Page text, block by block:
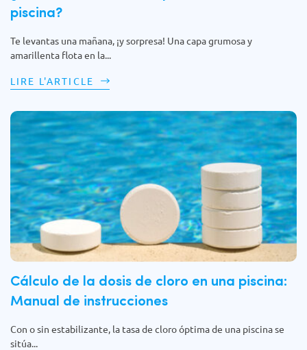
piscina?
Te levantas una mañana, ¡y sorpresa! Una capa grumosa y
amarillenta flota en la...
LIRE L'ARTICLE
Cálculo de la dosis de cloro en una piscina:
Manual de instrucciones
Con o sin estabilizante, la tasa de cloro óptima de una piscina se
sitúa...